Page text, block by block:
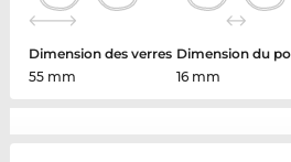
Dimension des verres
55 mm
Dimension du
16 mm